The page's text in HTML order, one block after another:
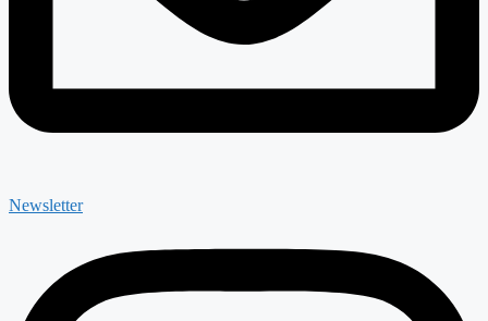
Newsletter